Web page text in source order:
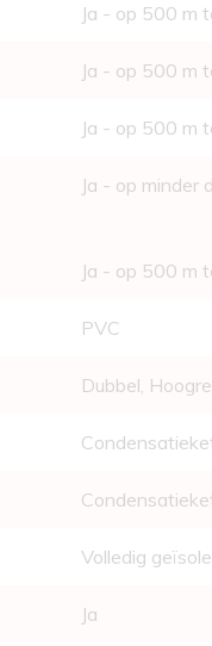
Ja - op 500 m
Ja - op 500 m
Ja - op 500 m
Ja - op minder
Ja - op 500 m
PVC
Dubbel,
Volledig
Ja